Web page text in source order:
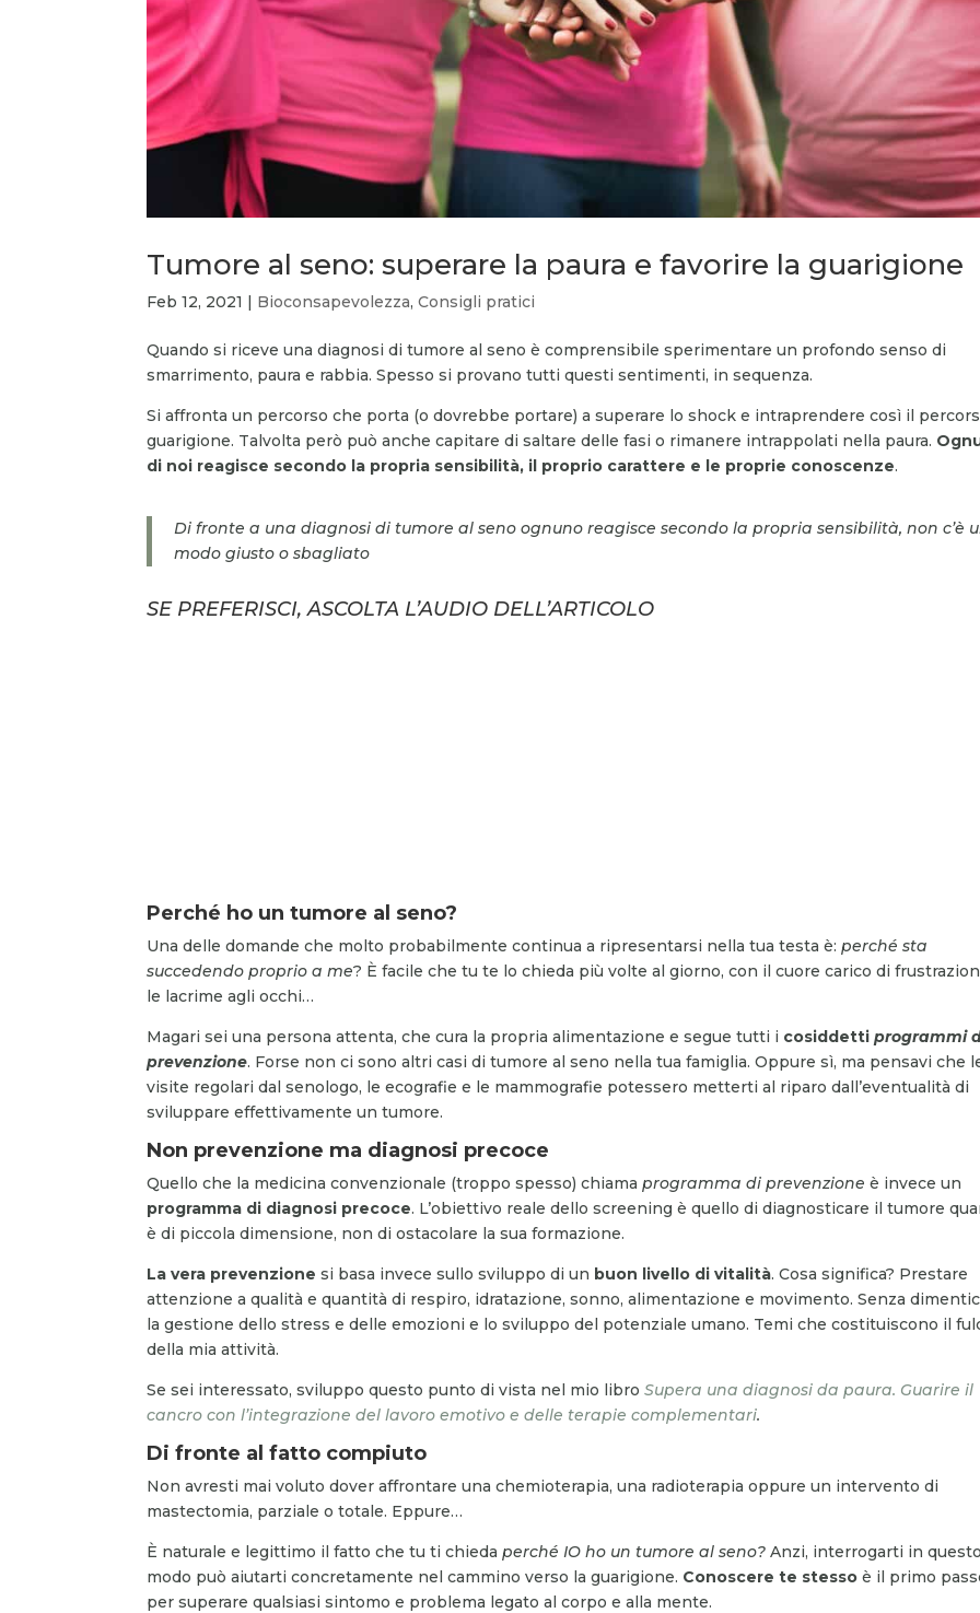
Tumore al seno: superare la paura e favorire la guarigione
Feb 12, 2021 | Bioconsapevolezza,Consigli pratici
Quando si riceve una diagnosi di tumore al seno è comprensibile sperimentare un profondo senso di
smarrimento, paura e rabbia. Spesso si provano tutti questi sentimenti, in sequenza.
Si affronta un percorso che porta (o dovrebbe portare) a superare lo shock e intraprendere così il
guarigione. Talvolta però può anche capitare di saltare delle fasi o rimanere intrappolati nella paura.
di noi reagisce secondo la propria sensibilità, il proprio carattere e le proprie conoscenze.
Di fronte a una diagnosi di tumore al seno ognuno reagisce secondo la propria sensibilità, non c’è
modo giusto o sbagliato
SE PREFERISCI, ASCOLTA L’AUDIO DELL’ARTICOLO
Perché ho un tumore al seno?
Una delle domande che molto probabilmente continua a ripresentarsi nella tua testa è:perché sta
succedendo proprio a me? È facile che tu te lo chieda più volte al giorno, con il cuore carico di
le lacrime agli occhi…
Magari sei una persona attenta, che cura la propria alimentazione e segue tutti i cosiddettiprogrammi
prevenzione. Forse non ci sono altri casi di tumore al seno nella tua famiglia. Oppure sì, ma pensavi che
visite regolari dal senologo, le ecografie e le mammografie potessero metterti al riparo dall’eventualità di
sviluppare effettivamente un tumore.
Non prevenzione ma diagnosi precoce
Quello che la medicina convenzionale (troppo spesso) chiamaprogramma di prevenzioneè invece un
programma di diagnosi precoce. L’obiettivo reale dello screening è quello di diagnosticare il tumore
è di piccola dimensione, non di ostacolare la sua formazione.
La vera prevenzionesi basa invece sullo sviluppo di un buon livello di vitalità. Cosa significa? Prestare
attenzione a qualità e quantità di respiro, idratazione, sonno, alimentazione e movimento. Senza
la gestione dello stress e delle emozioni e lo sviluppo del potenziale umano. Temi che costituiscono il
della mia attività.
Se sei interessato, sviluppo questo punto di vista nel mio libroSupera una diagnosi da paura. Guarire il
cancro con l’integrazione del lavoro emotivo e delle terapie complementari.
Di fronte al fatto compiuto
Non avresti mai voluto dover affrontare una chemioterapia, una radioterapia oppure un intervento di
mastectomia, parziale o totale. Eppure…
È naturale e legittimo il fatto che tu ti chiedaperché IO ho un tumore al seno?Anzi, interrogarti in questo
modo può aiutarti concretamente nel cammino verso la guarigione. Conoscere te stessoè il primo
per superare qualsiasi sintomo e problema legato al corpo e alla mente.